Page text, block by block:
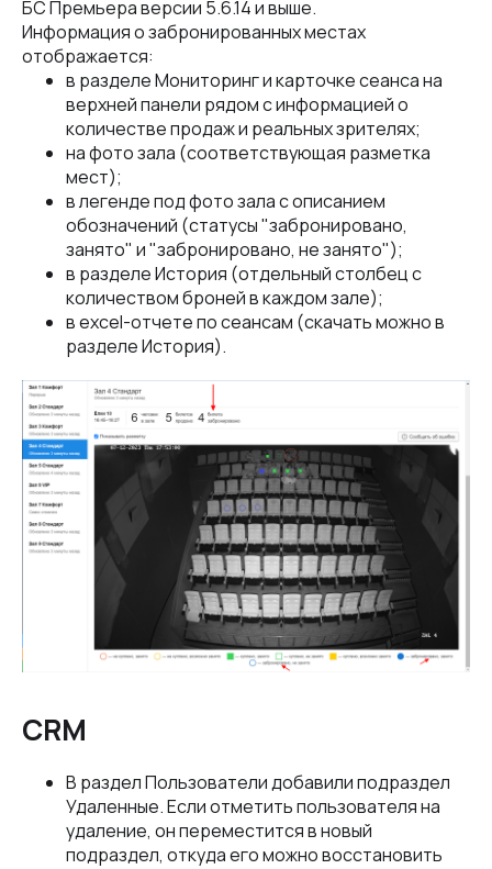
БС Премьера версии 5.6.14 и выше.
Информация о забронированных местах
отображается:
в разделе Мониторинг и карточке сеанса на
верхней панели рядом с информацией о
количестве продаж и реальных зрителях;
на фото зала (соответствующая разметка
мест);
в легенде под фото зала с описанием
обозначений (статусы "забронировано,
занято" и "забронировано, не занято");
в разделе История (отдельный столбец с
количеством броней в каждом зале);
в excel-отчете по сеансам (скачать можно в
разделе История).
CRM
В раздел Пользователи добавили подраздел
Удаленные. Если отметить пользователя на
удаление, он переместится в новый
подраздел, откуда его можно восстановить